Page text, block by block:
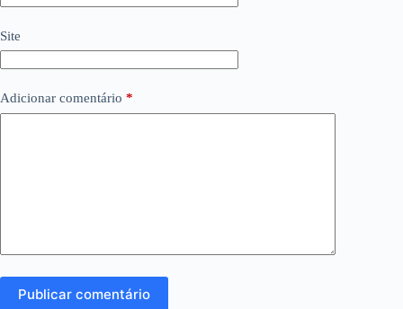
Site
Adicionar comentário *
Publicar comentário